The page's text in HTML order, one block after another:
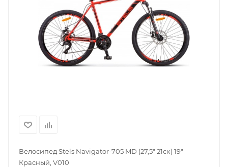
Велосипед Stels Navigator-705 MD (27,5" 21ск) 19"
Красный, V010